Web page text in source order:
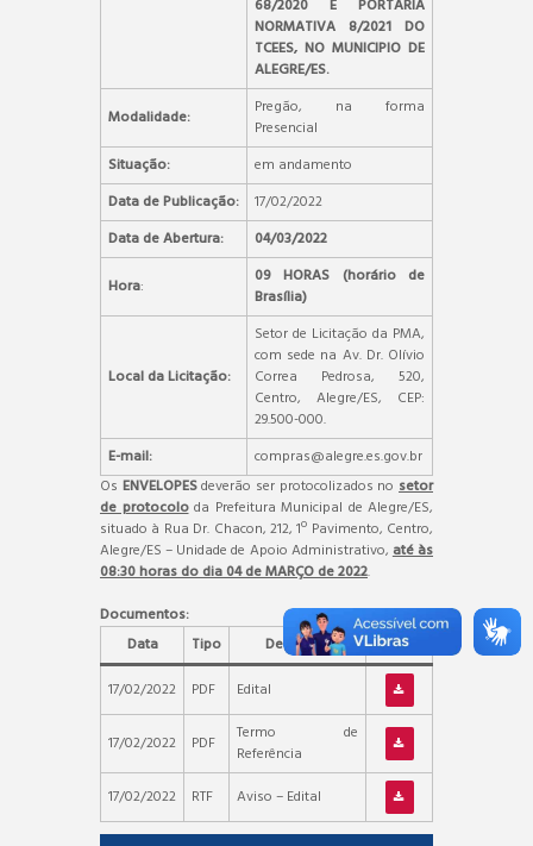
68/2020 E PORTARIA
NORMATIVA 8/2021 DO
TCEES, NO MUNICIPIO DE
ALEGRE/ES.
Modalidade:
Pregão, na forma
Presencial
Situação:
em andamento
Data de Publicação:
17/02/2022
Data de Abertura:
04/03/2022
Hora:
09 HORAS (horário de
Brasília)
Local da Licitação:
Setor de Licitação da PMA,
com sede na Av. Dr. Olívio
Correa Pedrosa, 520,
Centro, Alegre/ES, CEP:
29.500-000.
E-mail:
compras@alegre.es.gov.br
Os ENVELOPESdeverão ser protocolizados nosetor
de protocoloda Prefeitura Municipal de Alegre/ES,
situado à Rua Dr. Chacon, 212, 1º Pavimento, Centro,
Alegre/ES – Unidade de Apoio Administrativo, até às
08:30 horas do dia 04 de MARÇO de 2022.
Documentos:
Data
Tipo Descrição
Arquivo
17/02/2022
PDF Edital
17/02/2022 PDF
Termo de
Referência
17/02/2022
RTF Aviso – Edital